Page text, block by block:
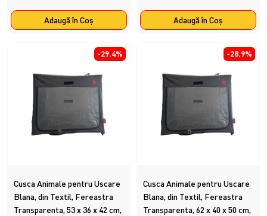
Adaugă în Coş Adaugă în Coş
-29.4%
Cusca Animale pentru Uscare
Blana, din Textil, Fereastra
Transparenta, 53 x 36 x 42 cm,
-28.9%
Cusca Animale pentru Uscare
Blana, din Textil, Fereastra
Transparenta, 62 x 40 x 50 cm,